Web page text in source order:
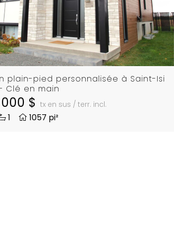
plain-pied personnalisée à Saint-Isi
Clé en main
$ tx en sus / terr. incl.
1 1057 pi²